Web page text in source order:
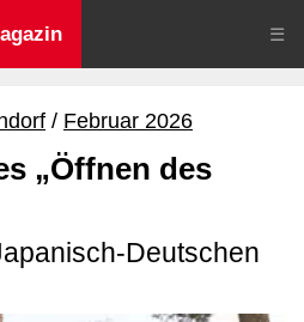
☰
Februar 2026
„Öffnen des
Deutschen